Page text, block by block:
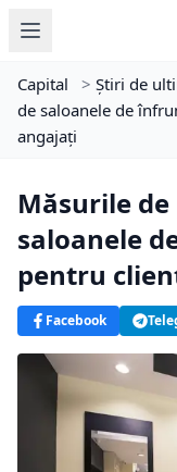
Capital > Știri de
de saloanele de
angajați
Măsurile
saloanele
pentru
Facebook